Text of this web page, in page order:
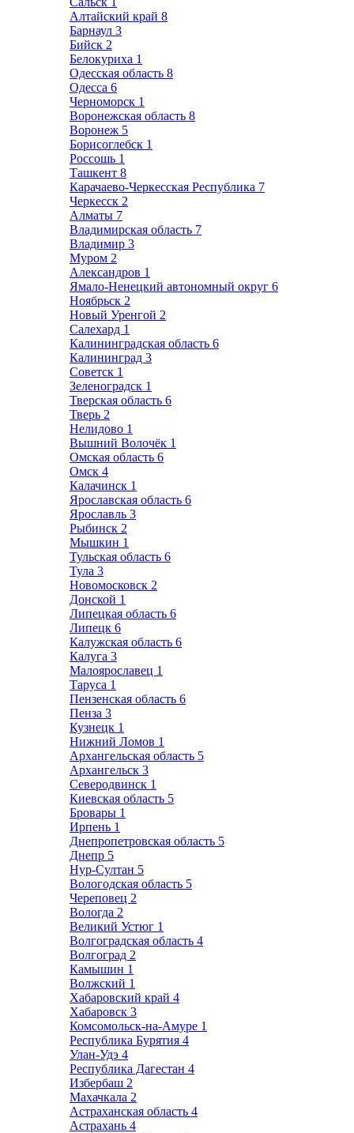
Алтайский край 8
Барнаул 3
Бийск 2
Белокуриха 1
Одесская область 8
Одесса 6
Черноморск 1
Воронежская область 8
Воронеж 5
Борисоглебск 1
Россошь 1
Ташкент 8
Карачаево-Черкесская Республика 7
Черкесск 2
Алматы 7
Владимирская область 7
Владимир 3
Муром 2
Александров 1
Ямало-Ненецкий автономный округ 6
Ноябрьск 2
Новый Уренгой 2
Салехард 1
Калининградская область 6
Калининград 3
Советск 1
Зеленоградск 1
Тверская область 6
Тверь 2
Нелидово 1
Вышний Волочёк 1
Омская область 6
Омск 4
Калачинск 1
Ярославская область 6
Ярославль 3
Рыбинск 2
Мышкин 1
Тульская область 6
Тула 3
Новомосковск 2
Донской 1
Липецкая область 6
Липецк 6
Калужская область 6
Калуга 3
Малоярославец 1
Таруса 1
Пензенская область 6
Пенза 3
Кузнецк 1
Нижний Ломов 1
Архангельская область 5
Архангельск 3
Северодвинск 1
Киевская область 5
Бровары 1
Ирпень 1
Днепропетровская область 5
Днепр 5
Нур-Султан 5
Вологодская область 5
Череповец 2
Вологда 2
Великий Устюг 1
Волгоградская область 4
Волгоград 2
Камышин 1
Волжский 1
Хабаровский край 4
Хабаровск 3
Комсомольск-на-Амуре 1
Республика Бурятия 4
Улан-Удэ 4
Республика Дагестан 4
Избербаш 2
Махачкала 2
Астраханская область 4
Астрахань 4